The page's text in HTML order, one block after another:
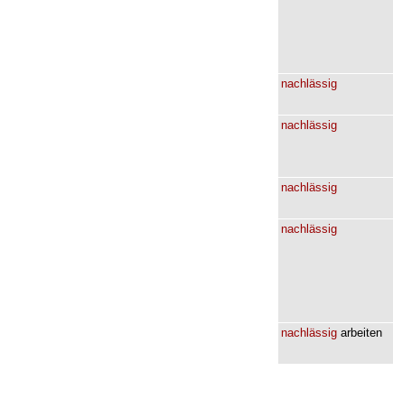
nachlässig
nachlässig
nachlässig
nachlässig
nachlässig arbeiten